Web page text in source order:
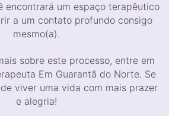
encontrará um espaço terapêutico
a um contato profundo consigo
mesmo(a).
sobre este processo, entre em
Em Guarantã do Norte. Se
viver uma vida com mais prazer
e alegria!